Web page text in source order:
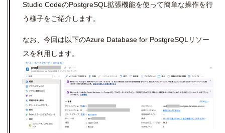
Studio CodeのPostgreSQL拡張機能を使って簡単な操作を行
う様子をご紹介します。
なお、今回は以下のAzure Database for PostgreSQLリソー
スを利用します。